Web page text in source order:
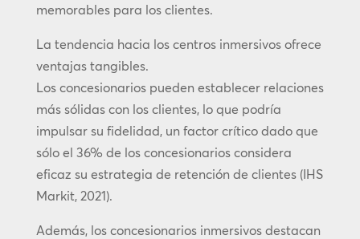
memorables para los clientes.
La tendencia hacia los centros inmersivos ofrece
ventajas tangibles.
Los concesionarios pueden establecer relaciones
más sólidas con los clientes, lo que podría
impulsar su fidelidad, un factor crítico dado que
sólo el 36% de los concesionarios considera
eficaz su estrategia de retención de clientes (IHS
Markit, 2021).
Además, los concesionarios inmersivos destacan